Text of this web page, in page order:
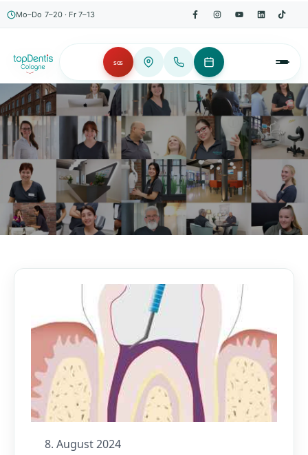
Mo–Do 7–20 · Fr 7–13
SOS
Unser Blog
8. August 2024